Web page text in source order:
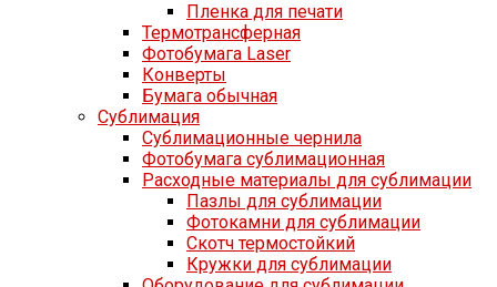
Пленка для печати
Термотрансферная
Фотобумага Laser
Конверты
Бумага обычная
Сублимация
Сублимационные чернила
Фотобумага сублимационная
Расходные материалы для сублимации
Пазлы для сублимации
Фотокамни для сублимации
Скотч термостойкий
Кружки для сублимации